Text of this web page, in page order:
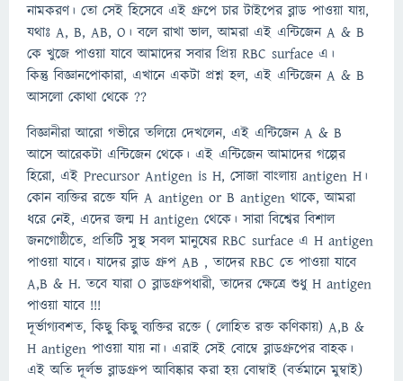
নামকরণ। তো সেই হিসেবে এই গ্রুপে চার টাইপের ব্লাড পাওয়া যায়,
যথাঃ A, B, AB, O। বলে রাখা ভাল, আমরা এই এন্টিজেন A & B
কে খুজে পাওয়া যাবে আমাদের সবার প্রিয় RBC surface এ।
কিন্তু বিজ্ঞানপোকারা, এখানে একটা প্রশ্ন হল, এই এন্টিজেন A & B
আসলো কোথা থেকে ??
বিজ্ঞানীরা আরো গভীরে তলিয়ে দেখলেন, এই এন্টিজেন A & B
আসে আরেকটা এন্টিজেন থেকে। এই এন্টিজেন আমাদের গল্পের
হিরো, এই Precursor Antigen is H, সোজা বাংলায় antigen H।
কোন ব্যক্তির রক্তে যদি A antigen or B antigen থাকে, আমরা
ধরে নেই, এদের জন্ম H antigen থেকে। সারা বিশ্বের বিশাল
জনগোষ্ঠীতে, প্রতিটি সুস্থ সবল মানুষের RBC surface এ H antigen
পাওয়া যাবে। যাদের ব্লাড গ্রুপ AB , তাদের RBC তে পাওয়া যাবে
A,B & H. তবে যারা O ব্লাডগ্রুপধারী, তাদের ক্ষেত্রে শুধু H antigen
পাওয়া যাবে !!!
দূর্ভাগ্যবশত, কিছু কিছু ব্যক্তির রক্তে ( লোহিত রক্ত কণিকায়) A,B &
H antigen পাওয়া যায় না। এরাই সেই বোম্বে ব্লাডগ্রুপের বাহক।
এই অতি দূর্লভ ব্লাডগ্রুপ আবিষ্কার করা হয় বোম্বাই (বর্তমানে মুম্বাই)